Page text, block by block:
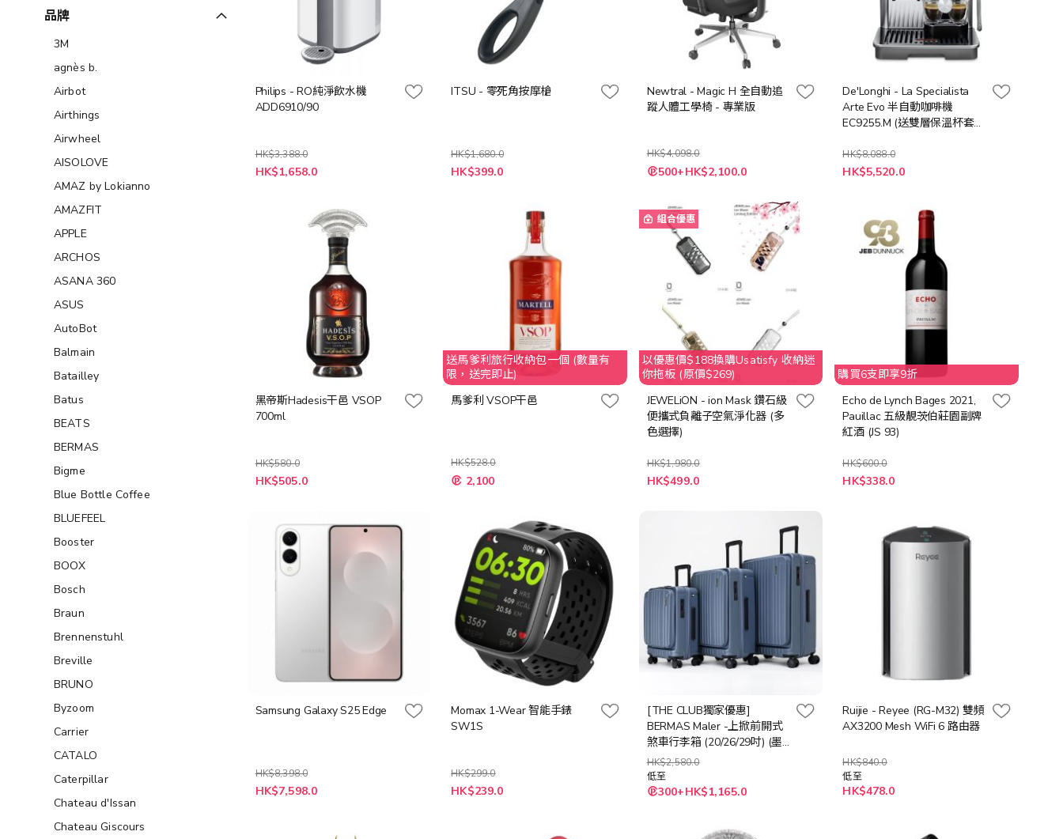
Philips - RO純淨飲水機
ADD6910/90
HK$3,388.0
特
殊
HK$1,658.0
ITSU - 零死角按摩槍
HK$1,680.0
特
殊
HK$399.0
Newtral - Magic H 全自動追
蹤人體工學椅 - 專業版
HK$4,098.0
500+HK$2,100.0
De'Longhi - La Specialista
Arte Evo 半自動咖啡機
EC9255.M (送雙層保溫杯套裝
$398),送完即止)
HK$8,088.0
特
殊
HK$5,520.0
黑帝斯Hadesis干邑 VSOP
700ml
HK$580.0
特
殊
HK$505.0
送馬爹利旅行收納包一個 (數量有
限，送完即止)
馬爹利 VSOP干邑
HK$528.0
特
殊 2,100
組合優惠
以優惠價$188換購Usatisfy 收納迷
你拖板 (原價$269)
JEWELiON - ion Mask 鑽石級
便攜式負離子空氣淨化器 (多
色選擇)
HK$1,980.0
HK$499.0
購買6支即享9折
Echo de Lynch Bages 2021,
Pauillac 五級靚茨伯莊園副牌
紅酒 (JS 93)
HK$600.0
特
殊
HK$338.0
Samsung Galaxy S25 Edge
HK$8,398.0
HK$7,598.0
Momax 1-Wear 智能手錶
SW1S
HK$299.0
HK$239.0
[THE CLUB獨家優惠]
BERMAS Maler -上掀前開式
煞車行李箱 (20/26/29吋) (墨
石黑/青石藍/大象灰/抹茶拿鐵)
HK$2,580.0
低至
300+HK$1,165.0
Ruijie - Reyee (RG-M32) 雙頻
AX3200 Mesh WiFi 6 路由器
HK$840.0
低至
HK$478.0
品牌
3M
agnès b.
Airbot
Airthings
Airwheel
AISOLOVE
AMAZ by Lokianno
AMAZFIT
APPLE
ARCHOS
ASANA 360
ASUS
AutoBot
Balmain
Batailley
Batus
BEATS
BERMAS
Bigme
Blue Bottle Coffee
BLUEFEEL
Booster
BOOX
Bosch
Braun
Brennenstuhl
Breville
BRUNO
Byzoom
Carrier
CATALO
Caterpillar
Chateau d'Issan
Chateau Giscours